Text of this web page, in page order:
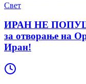
Свет
ИРАН НЕ
за отворање на
Иран!